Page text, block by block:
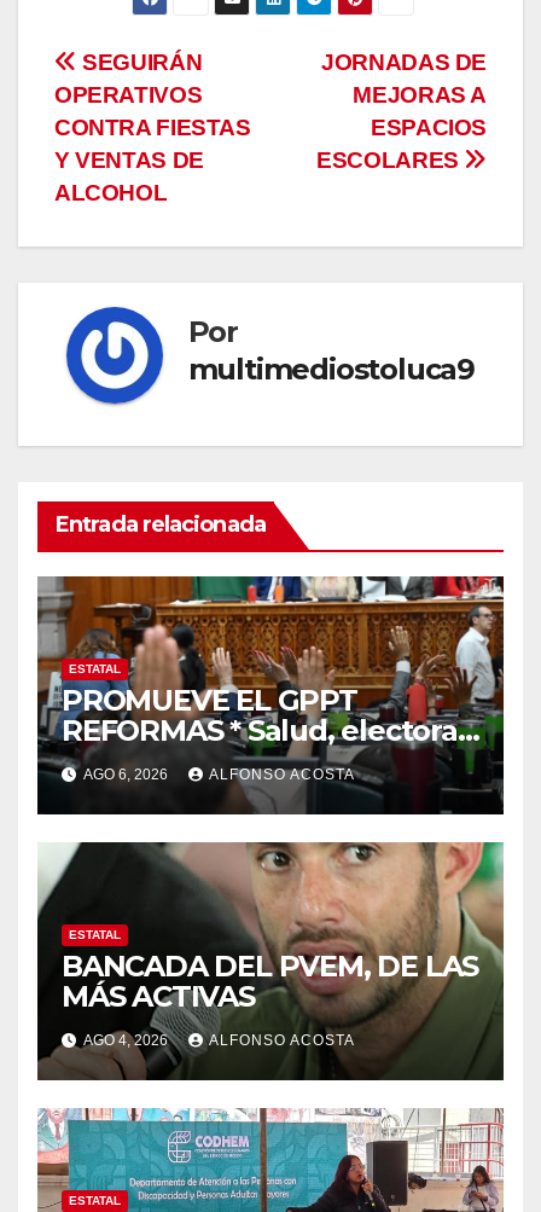
Navegación
de
entradas
JORNADAS DE
MEJORAS A
ESPACIOS
ESCOLARES
SEGUIRÁN
OPERATIVOS
CONTRA FIESTAS
Y VENTAS DE
ALCOHOL
Por
multimediostoluca9
Entrada relacionada
ESTATAL
PROMUEVE EL GPPT
REFORMAS * Salud, electoral
y justicia, de las principales
AGO 6, 2026 ALFONSO ACOSTA
ESTATAL
BANCADA DEL PVEM, DE LAS
MÁS ACTIVAS
AGO 4, 2026 ALFONSO ACOSTA
ESTATAL